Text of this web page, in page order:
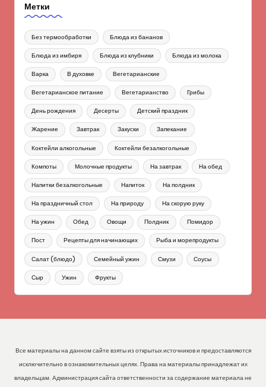
Метки
Без термообработки Блюда из бананов
Блюда из имбиря Блюда из клубники Блюда из молока
Варка В духовке Вегетарианские
Вегетарианское питание Вегетарианство Грибы
День рождения Десерты Детский праздник
Жарение Завтрак Закуски Запекание
Коктейли алкогольные Коктейли безалкогольные
Компоты Молочные продукты На завтрак На обед
Напитки безалкогольные Напиток На полдник
На праздничный стол На природу На скорую руку
На ужин Обед Овощи Полдник Помидор
Пост Рецепты для начинающих Рыба и морепродукты
Салат (блюдо) Семейный ужин Смузи Соусы
Сыр Ужин Фрукты
Все материалы на данном сайте взяты из открытых источников и предоставляются
исключительно в ознакомительных целях. Права на материалы принадлежат их
владельцам. Администрация сайта ответственности за содержание материала не